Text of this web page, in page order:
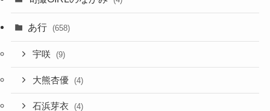
あ行 (658)
宇咲 (9)
大熊杏優 (4)
石浜芽衣 (4)